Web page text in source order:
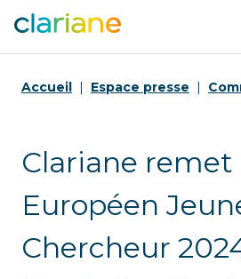
Accueil Espace presse
Clariane remet
Européen
Chercheur